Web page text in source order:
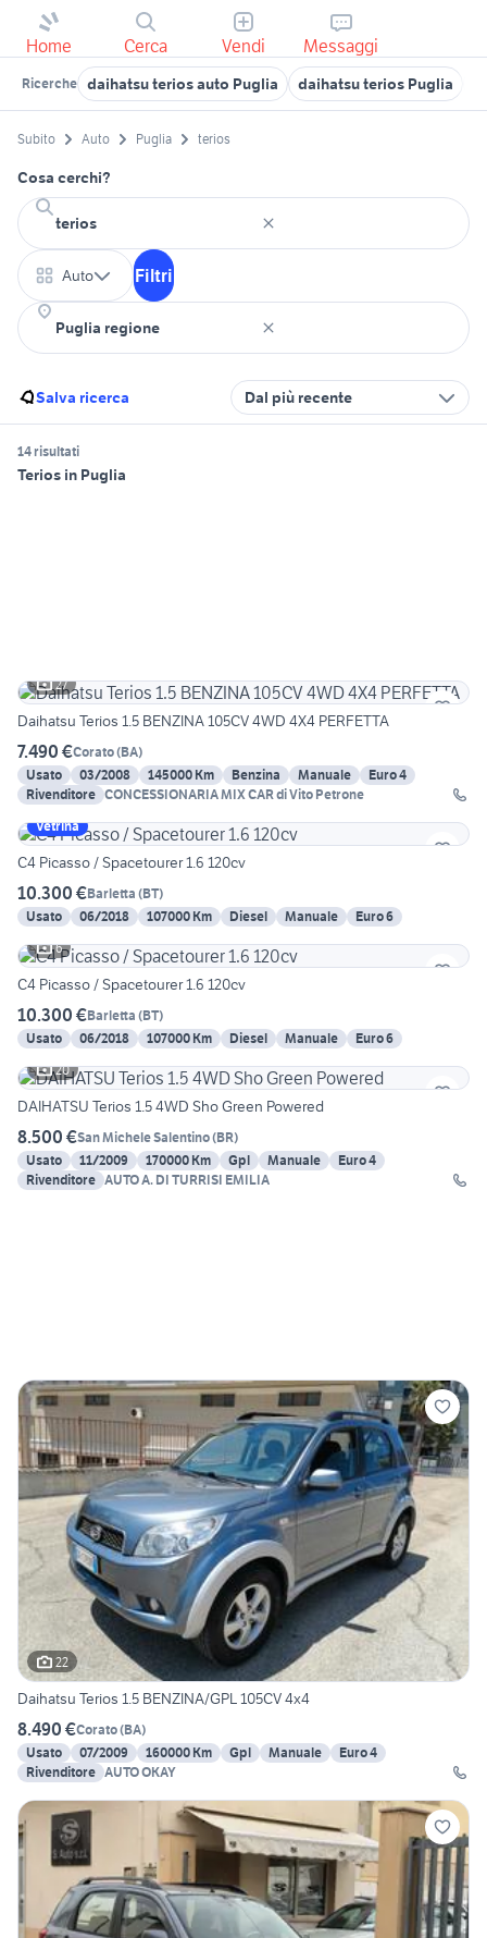
Home Cerca Vendi Messaggi
Ricerche daihatsu terios auto Puglia daihatsu terios Puglia
Subito Auto Puglia terios
Cosa cerchi?
Auto Filtri
Salva ricerca Dal più recente
14 risultati
Terios in Puglia
27
Daihatsu Terios 1.5 BENZINA 105CV 4WD 4X4 PERFETTA
7.490 €Corato(BA)
Usato
03/2008 145000 Km Benzina Manuale
Euro 4
Rivenditore CONCESSIONARIA MIX CAR di Vito Petrone
Vetrina
C4 Picasso / Spacetourer 1.6 120cv
10.300 €Barletta (BT)
Usato
06/2018 107000 Km Diesel Manuale
Euro 6
6
C4 Picasso / Spacetourer 1.6 120cv
10.300 €Barletta (BT)
Usato
06/2018 107000 Km Diesel Manuale
Euro 6
20
DAIHATSU Terios 1.5 4WD Sho Green Powered
8.500 €San Michele Salentino(BR)
Usato
11/2009 170000 Km Gpl Manuale
Euro 4
Rivenditore AUTO A. DI TURRISI EMILIA
22
Daihatsu Terios 1.5 BENZINA/GPL 105CV 4x4
8.490 €Corato(BA)
Usato
07/2009 160000 Km Gpl Manuale
Euro 4
Rivenditore AUTO OKAY